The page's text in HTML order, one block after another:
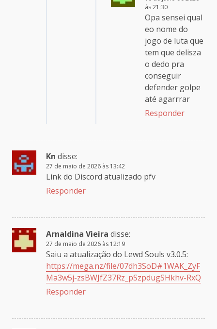
às 21:30
Opa sensei qual
eo nome do
jogo de luta que
tem que delisza
o dedo pra
conseguir
defender golpe
até agarrrar
Responder
Kn disse:
27 de maio de 2026 às 13:42
Link do Discord atualizado pfv
Responder
Arnaldina Vieira disse:
27 de maio de 2026 às 12:19
Saiu a atualização do Lewd Souls v3.0.5:
https://mega.nz/file/07dh3SoD#1WAK_ZyF
Ma3w5j-zsBWJfZ37Rz_pSzpdugSHkhv-RxQ
Responder